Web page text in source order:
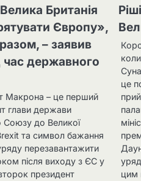
Британія
Європу»,
– заявив
державного
Макрона – це перший
глави держави
Союзу до Великої
та символ бажання
перезавантажити
після виходу з ЄС у
президент
це
цим